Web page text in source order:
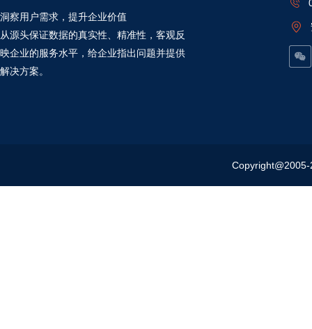
洞察用户需求，提升企业价值
从源头保证数据的真实性、精准性，客观反
映企业的服务水平，给企业指出问题并提供
解决方案。